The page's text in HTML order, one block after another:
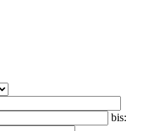
bis: